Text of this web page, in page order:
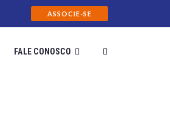
ASSOCIE-SE
FALE CONOSCO